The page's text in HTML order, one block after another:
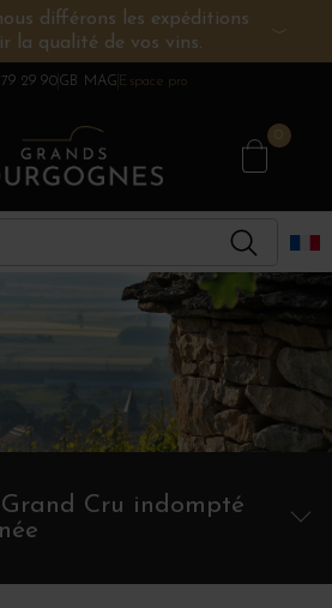
différons les expéditions
la qualité de vos vins.
29 90GB MAG Espace pro
0
BOURGOGNE
RÉGIONS
SPIRITUEUX
DOMAINES
Cru indompté